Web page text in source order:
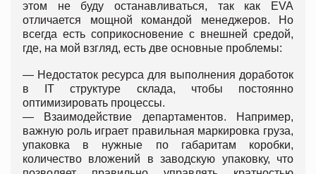
этом не буду останавливаться, так как EVA
отличается мощной командой менеджеров. Но
всегда есть соприкосновение с внешней средой,
где, на мой взгляд, есть две основные проблемы:
— Недостаток ресурса для выполнения доработок
в IT структуре склада, чтобы постоянно
оптимизировать процессы.
— Взаимодействие департаментов. Например,
важную роль играет правильная маркировка груза,
упаковка в нужные по габаритам коробки,
количество вложений в заводскую упаковку, что